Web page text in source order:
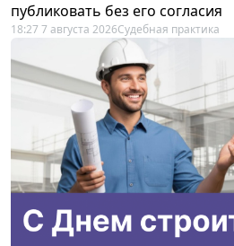
публиковать без его согласия
18:27 7 августа 2026Судебная практика